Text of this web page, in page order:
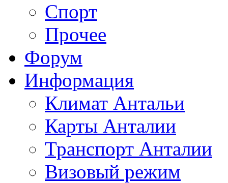
Спорт
Прочее
Форум
Информация
Климат Антальи
Карты Анталии
Транспорт Анталии
Визовый режим